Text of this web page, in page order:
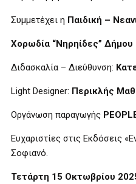
Συμμετέχει η Παιδική –
Χορωδία “Νηρηίδες”
Διδασκαλία – Διεύθυνση:
Light Designer: Περικλής
Οργάνωση παραγωγής
Ευχαριστίες στις Εκδόσεις
Σοφιανό.
Τετάρτη 15 Οκτωβρίου